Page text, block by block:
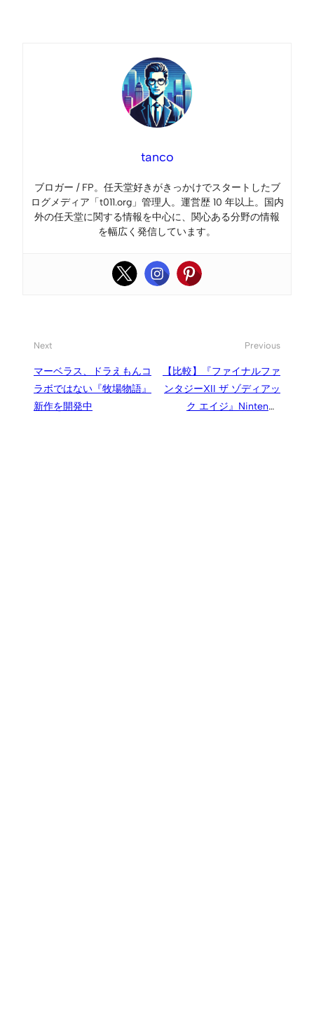
tanco
ブロガー / FP。任天堂好きがきっかけでスタートしたブ
ログメディア「t011.org」管理人。運営歴 10 年以上。国内
外の任天堂に関する情報を中心に、関心ある分野の情報
を幅広く発信しています。
Next
マーベラス、ドラえもんコ
ラボではない『牧場物語』
新作を開発中
Previous
【比較】『ファイナルファ
ンタジーXII ザ ゾディアッ
ク エイジ』Nintendo